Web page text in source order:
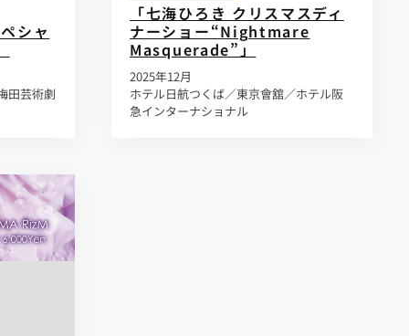
シャ
田芸術劇
「七海ひろき クリスマスディ
ナーショー“Nightmare
Masquerade”」
2025年12月
ホテル日航つくば／東京會舘／ホテル阪
急インターナショナル